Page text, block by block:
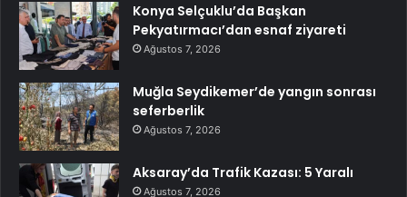
Konya Selçuklu’da Başkan
Pekyatırmacı’dan esnaf ziyareti
Ağustos 7, 2026
Muğla Seydikemer’de yangın sonrası
seferberlik
Ağustos 7, 2026
Aksaray’da Trafik Kazası: 5 Yaralı
Ağustos 7, 2026